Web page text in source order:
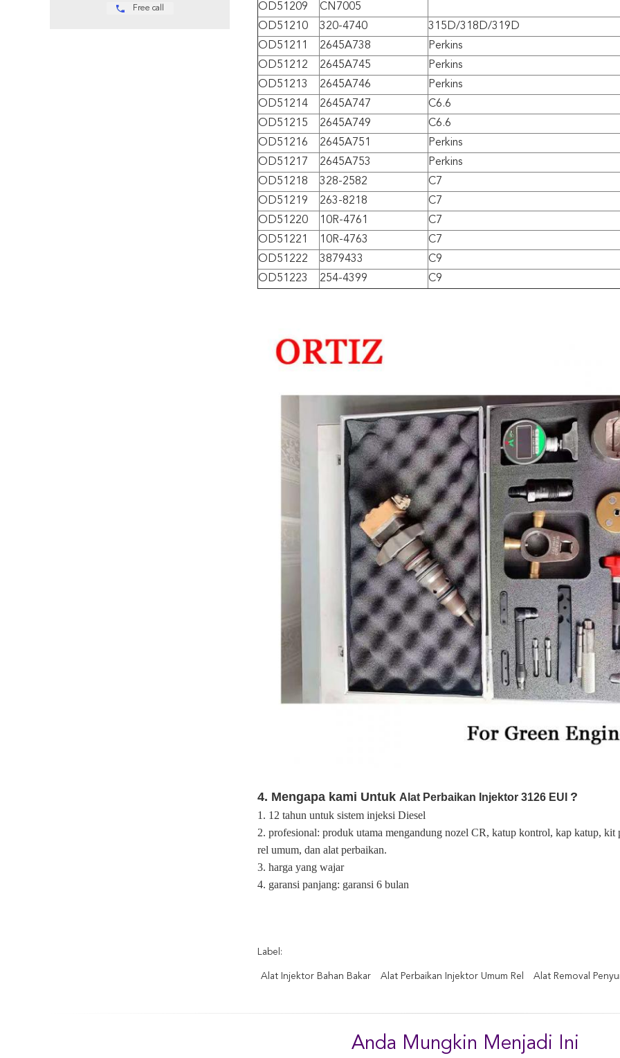
Free call
OD51209
CN7005
OD51210
320-4740
315D/318D/319D
OD51211
2645A738
Perkins
OD51212
2645A745
Perkins
OD51213
2645A746
Perkins
OD51214
2645A747
C6.6
OD51215
2645A749
C6.6
OD51216
2645A751
Perkins
OD51217
2645A753
Perkins
OD51218
328-2582
C7
OD51219
263-8218
C7
OD51220
10R-4761
C7
OD51221
10R-4763
C7
OD51222
3879433
C9
OD51223
254-4399 C9
4. Mengapa kami Untuk Alat Perbaikan Injektor 3126 EUI ?
1. 12 tahun untuk sistem injeksi Diesel
2. profesional: produk utama mengandung nozel CR, katup kontrol, kap katup,
rel umum, dan alat perbaikan.
3. harga yang wajar
4. garansi panjang: garansi 6 bulan
Label:
Alat Injektor Bahan Bakar Alat Perbaikan Injektor Umum Rel Alat Removal
Anda Mungkin Menjadi Ini